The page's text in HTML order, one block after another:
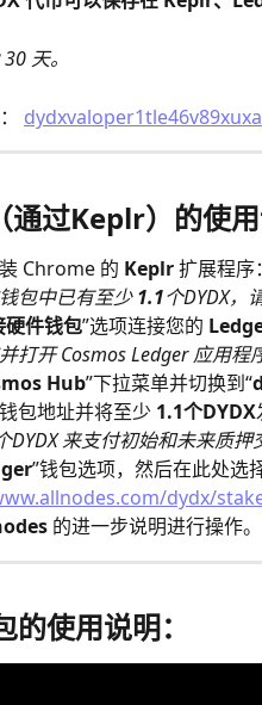
天。
过Keplr）的使用
Chrome 的 Keplr 扩展程序：
包中已有至少 1.1个DYDX，
硬件钱包”选项连接您的
打开 Cosmos Ledger 应用程
Hub”下拉菜单并切换到“
包地址并将至少 1.1个DYDX
DYDX 来支付初始和未来质押
”钱包选项，然后在此处选
dydx/
的进一步说明进行操作。
使用说明：